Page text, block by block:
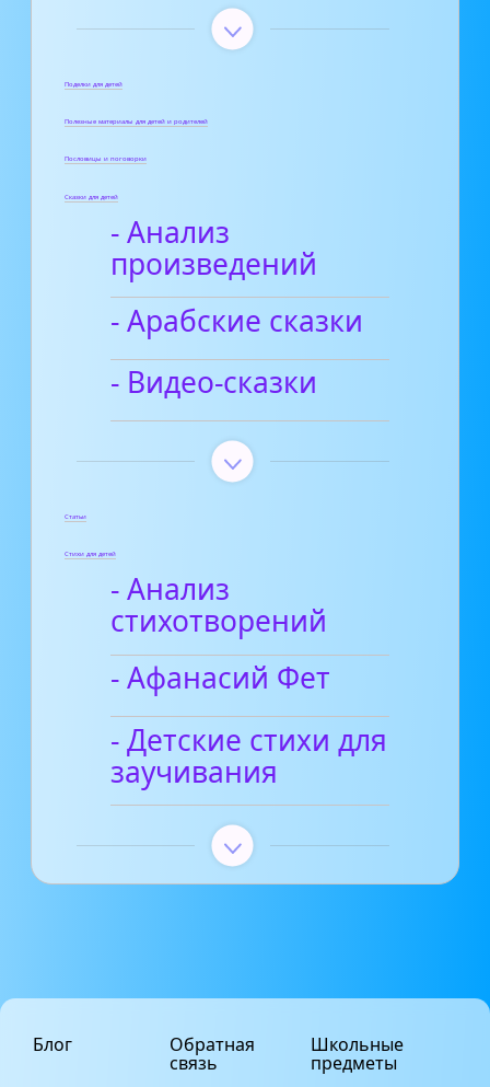
Поделки для детей
Полезные материалы для детей и родителей
Пословицы и поговорки
Сказки для детей
- Анализ
произведений
- Арабские сказки
- Видео-сказки
Статьи
Стихи для детей
- Анализ
стихотворений
- Афанасий Фет
- Детские стихи для
заучивания
Блог Обратная
связь
Школьные
предметы